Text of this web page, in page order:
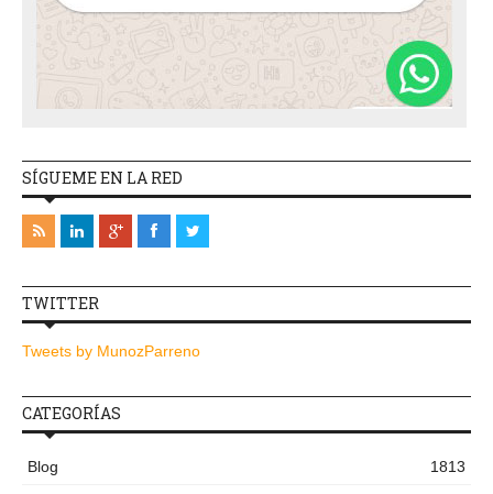
SÍGUEME EN LA RED
TWITTER
Tweets by MunozParreno
CATEGORÍAS
Blog
1813